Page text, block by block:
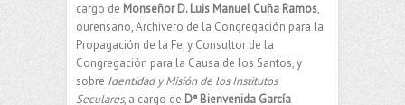
cargo de Monseñor D. Luis Manuel Cuña Ramos,
ourensano, Archivero de la Congregación para la
Propagación de la Fe, y Consultor de la
Congregación para la Causa de los Santos, y
sobre Identidad y Misión de los Institutos
Seculares, a cargo de Dª Bienvenida García